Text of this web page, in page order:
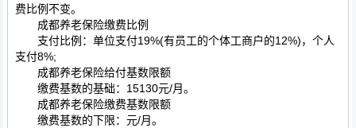
费比例不变。
成都养老保险缴费比例
支付比例：单位支付19%(有员工的个体工商户的12%)，个人
支付8%;
成都养老保险给付基数限额
缴费基数的基础：15130元/月。
成都养老保险缴费基数限额
缴费基数的下限：元/月。